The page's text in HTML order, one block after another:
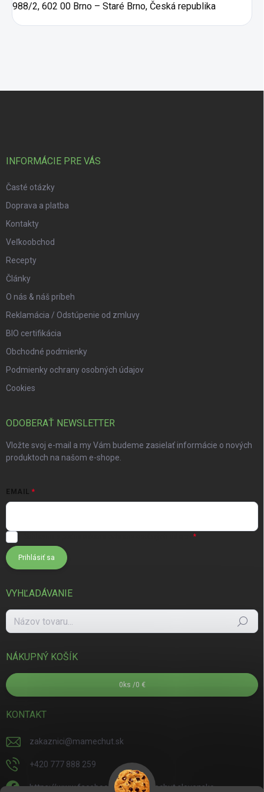
988/2, 602 00 Brno – Staré Brno, Česká republika
INFORMÁCIE PRE VÁS
Časté otázky
Doprava a platba
Kontakty
Veľkoobchod
Recepty
Články
O nás & náš príbeh
Reklamácia / Odstúpenie od zmluvy
BIO certifikácia
Obchodné podmienky
Podmienky ochrany osobných údajov
Cookies
ODOBERAŤ NEWSLETTER
Vložte svoj e-mail a my Vám budeme zasielať informácie o nových
produktoch na našom e-shope.
EMAIL
Prihlásiť sa
VYHĽADÁVANIE
Hľadať
NÁKUPNÝ KOŠÍK
0 ks /0 €
KONTAKT
zakaznici@mamechut.sk
+420 777 888 259
https://www.facebook.com/mamechut.slovensko